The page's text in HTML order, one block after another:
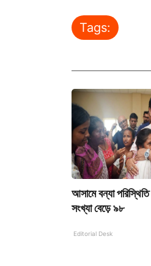
Tags:
আসামে বন্যা
সংখ্যা বেড়ে ৯৮
Editorial Desk